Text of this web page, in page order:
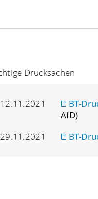
Drucksachen
12.11.2021 BT-
AfD)
29.11.2021
BT-